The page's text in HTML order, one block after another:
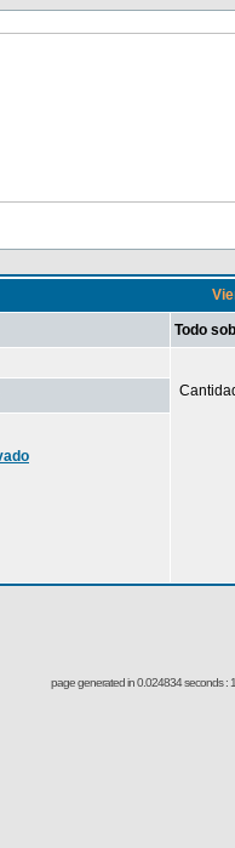
Todo
page generated in 0.024834 seconds :